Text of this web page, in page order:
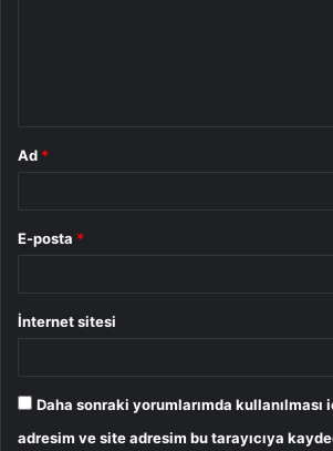
Ad *
E-posta *
İnternet sitesi
Daha sonraki yorumlarımda kullanılması
adresim ve site adresim bu tarayıcıya